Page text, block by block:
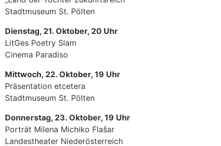
Stadtmuseum St. Pölten
Dienstag, 21. Oktober, 20 Uhr
LitGes Poetry Slam
Cinema Paradiso
Mittwoch, 22. Oktober, 19 Uhr
Präsentation etcetera
Stadtmuseum St. Pölten
Donnerstag, 23. Oktober, 19 Uhr
Porträt Milena Michiko Flašar
Landestheater Niederösterreich